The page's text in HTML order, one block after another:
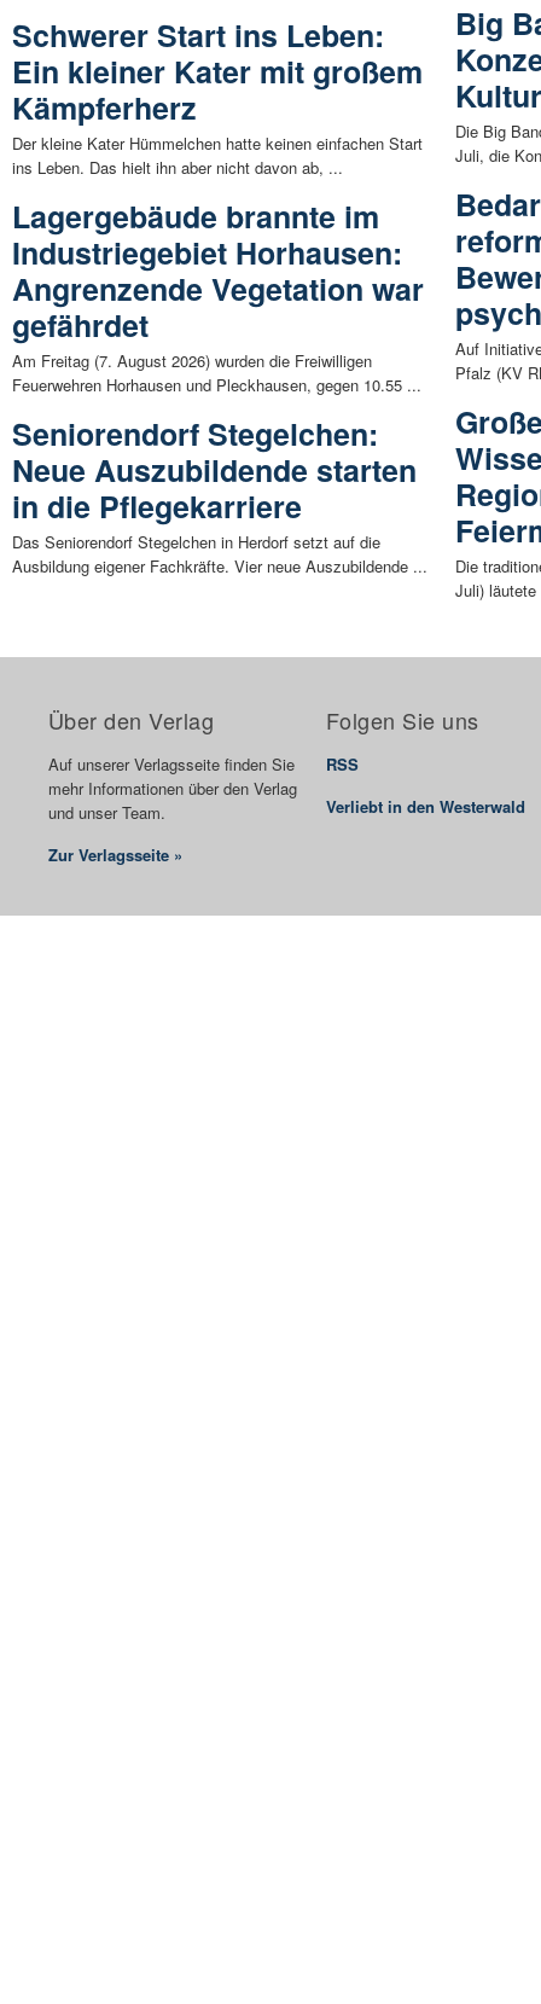
Schwerer Start ins Leben:
Ein kleiner Kater mit großem
Kämpferherz
Der kleine Kater Hümmelchen hatte keinen einfachen Start
ins Leben. Das hielt ihn aber nicht davon ab, ...
Lagergebäude brannte im
Industriegebiet Horhausen:
Angrenzende Vegetation war
gefährdet
Am Freitag (7. August 2026) wurden die Freiwilligen
Feuerwehren Horhausen und Pleckhausen, gegen 10.55 ...
Seniorendorf Stegelchen:
Neue Auszubildende starten
in die Pflegekarriere
Das Seniorendorf Stegelchen in Herdorf setzt auf die
Ausbildung eigener Fachkräfte. Vier neue Auszubildende ...
Big
Die Big
Juli, die
Auf
Pfalz (KV
Die
Juli)
Über den Verlag
Auf unserer Verlagsseite finden Sie
mehr Informationen über den Verlag
und unser Team.
Zur Verlagsseite »
Folgen Sie uns
RSS
Verliebt in den Westerwald